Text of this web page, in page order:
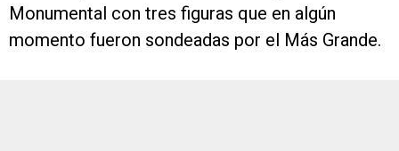
Monumental con tres figuras que en algún
momento fueron sondeadas por el Más Grande.